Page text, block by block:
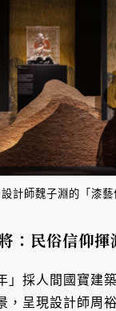
計師魏子淵的「漆藝
：民俗信仰揮
」採人間國寶建
，呈現設計師周